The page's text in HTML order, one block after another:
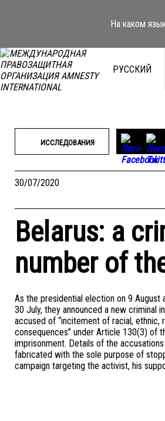
На каком
РУССКИЙ
ИССЛЕДОВАНИЯ
30/07/2020
Belarus: a
number of
As the presidential election on 9 August
30 July, they announced a new criminal
accused of “incitement of racial,
consequences” under Article 130(3) of
imprisonment. Details of the
fabricated with the sole purpose of
campaign targeting the activist, his